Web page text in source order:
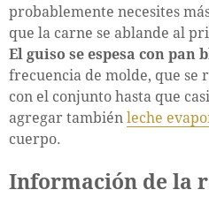
probablemente necesites
que la carne se ablande al
El guiso se espesa con pan
frecuencia de molde, que se
con el conjunto hasta que
agregar también leche
cuerpo.
Información de la